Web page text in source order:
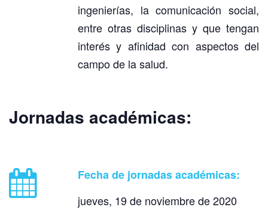
ingenierías, la comunicación social,
entre otras disciplinas y que tengan
interés y afinidad con aspectos del
campo de la salud.
Jornadas académicas:
Fecha de jornadas académicas:
jueves, 19 de noviembre de 2020